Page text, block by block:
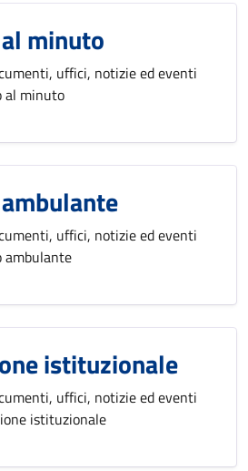
minuto
uffici, notizie ed eventi
al minuto
uffici, notizie ed eventi
ambulante
istituzionale
uffici, notizie ed eventi
istituzionale